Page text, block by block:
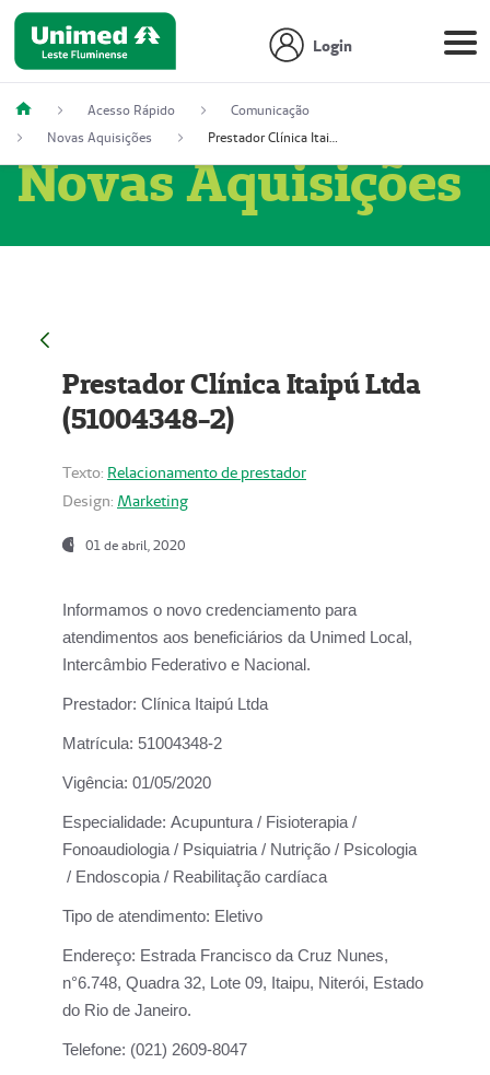
Login
Acesso Rápido
Comunicação
Novas Aquisições
Prestador Clínica Itaipú Ltda (51004348-2)
Novas Aquisições
Prestador Clínica Itaipú Ltda
(51004348-2)
Texto: Relacionamento de prestador
Design: Marketing
01 de abril, 2020
Informamos o novo credenciamento para
atendimentos aos beneficiários da Unimed Local,
Intercâmbio Federativo e Nacional.
Prestador: Clínica Itaipú Ltda
Matrícula: 51004348-2
Vigência: 01/05/2020
Especialidade: Acupuntura / Fisioterapia /
Fonoaudiologia / Psiquiatria / Nutrição / Psicologia
/ Endoscopia / Reabilitação cardíaca
Tipo de atendimento: Eletivo
Endereço: Estrada Francisco da Cruz Nunes,
n°6.748, Quadra 32, Lote 09, Itaipu, Niterói, Estado
do Rio de Janeiro.
Telefone: (021) 2609-8047